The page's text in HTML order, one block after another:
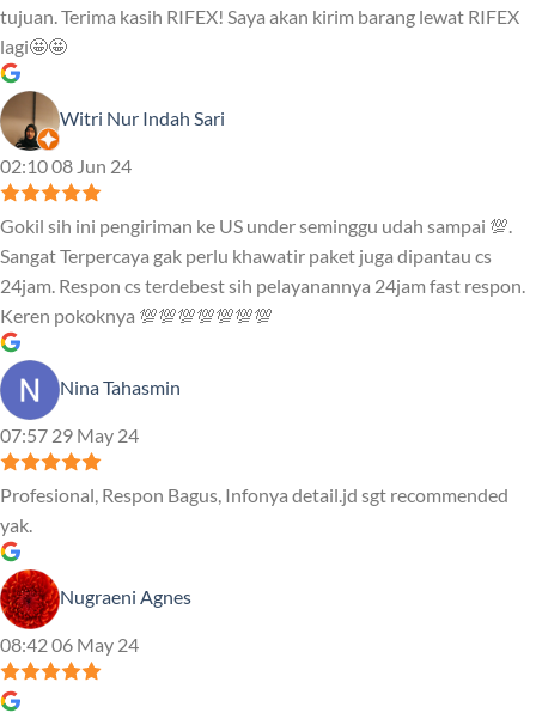
tujuan. Terima kasih RIFEX! Saya akan kirim barang lewat RIFEX
lagi🤩🤩
Witri Nur Indah Sari
02:10 08 Jun 24
Gokil sih ini pengiriman ke US under seminggu udah sampai 💯.
Sangat Terpercaya gak perlu khawatir paket juga dipantau cs
24jam. Respon cs terdebest sih pelayanannya 24jam fast respon.
Keren pokoknya 💯💯💯💯💯💯💯
Nina Tahasmin
07:57 29 May 24
Profesional, Respon Bagus, Infonya detail.jd sgt recommended
yak.
Nugraeni Agnes
08:42 06 May 24